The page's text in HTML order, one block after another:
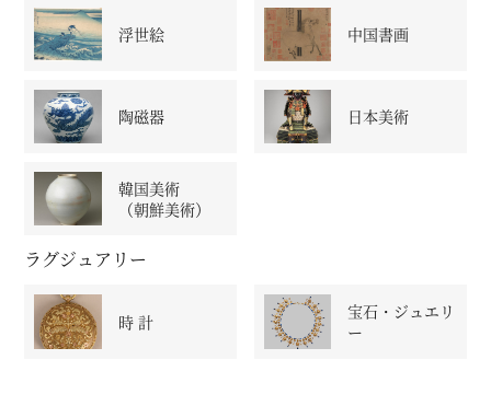
浮世絵 中国書画
陶磁器 日本美術
韓国美術
（朝鮮美術）
ラグジュアリー
時 計
宝石・ジュエリ
ー